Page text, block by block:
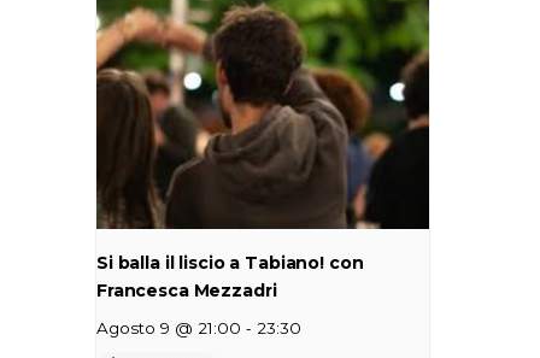
Si balla il liscio a Tabiano! con
Francesca Mezzadri
Agosto 9 @ 21:00 - 23:30